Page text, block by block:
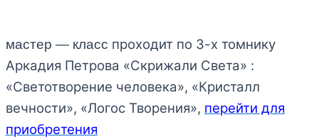
мастер — класс проходит по 3-х томнику
Аркадия Петрова «Скрижали Света» :
«Светотворение человека», «Кристалл
вечности», «Логос Творения», перейти для
приобретения